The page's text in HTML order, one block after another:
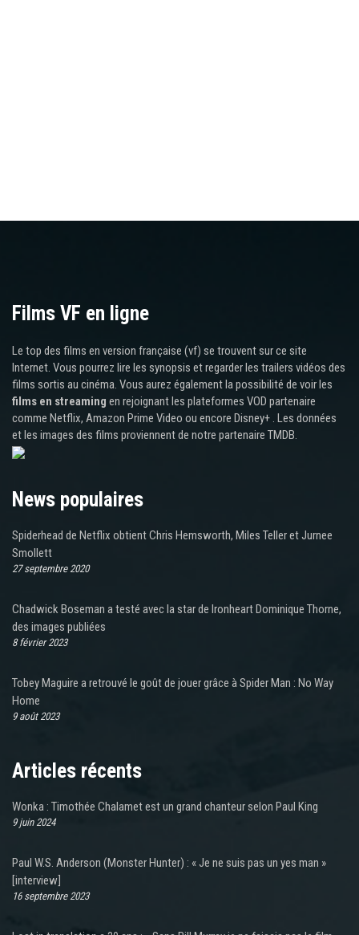
Films VF en ligne
Le top des films en version française (vf) se trouvent sur ce site
Internet. Vous pourrez lire les synopsis et regarder les trailers vidéos des
films sortis au cinéma. Vous aurez également la possibilité de voir les
films en streaming en rejoignant les plateformes VOD partenaire
comme Netflix, Amazon Prime Video ou encore Disney+ . Les données
et les images des films proviennent de notre partenaire TMDB.
News populaires
Spiderhead de Netflix obtient Chris Hemsworth, Miles Teller et Jurnee
Smollett
27 septembre 2020
Chadwick Boseman a testé avec la star de Ironheart Dominique Thorne,
des images publiées
8 février 2023
Tobey Maguire a retrouvé le goût de jouer grâce à Spider Man : No Way
Home
9 août 2023
Articles récents
Wonka : Timothée Chalamet est un grand chanteur selon Paul King
9 juin 2024
Paul W.S. Anderson (Monster Hunter) : « Je ne suis pas un yes man »
[interview]
16 septembre 2023